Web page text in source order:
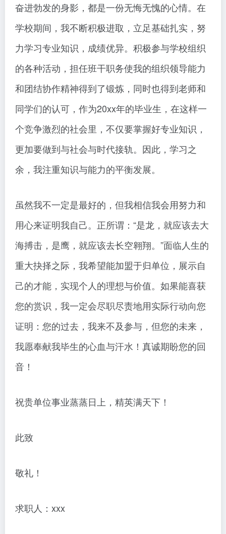
奋进勃发的身影，都是一份无悔无愧的心情。在
学校期间，我不断积极进取，立足基础扎实，努
力学习专业知识，成绩优异。积极参与学校组织
的各种活动，担任班干职务使我的组织领导能力
和团结协作精神得到了锻炼，同时也得到老师和
同学们的认可，作为20xx年的毕业生，在这样一
个竞争激烈的社会里，不仅要掌握好专业知识，
更加要做到与社会与时代接轨。因此，学习之
余，我注重知识与能力的平衡发展。
虽然我不一定是最好的，但我相信我会用努力和
用心来证明我自己。正所谓：“是龙，就应该去大
海搏击，是鹰，就应该去长空翱翔。”面临人生的
重大抉择之际，我希望能加盟于归单位，展示自
己的才能，实现个人的理想与价值。如果能喜获
您的赏识，我一定会尽职尽责地用实际行动向您
证明：您的过去，我来不及参与，但您的未来，
我愿奉献我毕生的心血与汗水！真诚期盼您的回
音！
祝贵单位事业蒸蒸日上，精英满天下！
此致
敬礼！
求职人：xxx